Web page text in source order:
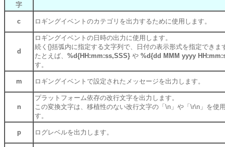
字
c ロギングイベントのカテゴリを出力するために使用します。
d
ロギングイベントの日時の出力に使用します。
続く{}括弧内に指定する文字列で、日付の表示形式を指定できま
たとえば、 %d{HH:mm:ss,SSS} や %d{dd MMM yyyy
す。
m ロギングイベントで設定されたメッセージを出力します。
n
プラットフォーム依存の改行文字を出力します。
この変換文字は、移植性のない改行文字の「\n」や「\r\n」を
す。
p ログレベルを出力します。